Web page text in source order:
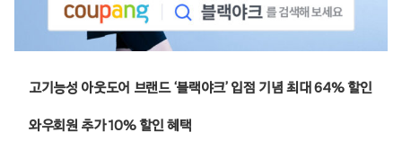
고기능성 아웃도어 브랜드 ‘블랙야크’ 입점 기념 최대 64% 할인
와우회원 추가 10% 할인 혜택